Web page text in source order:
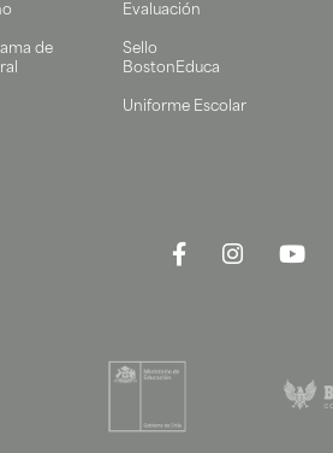
de
Evaluación
Sello
BostonEduca
Uniforme Escolar